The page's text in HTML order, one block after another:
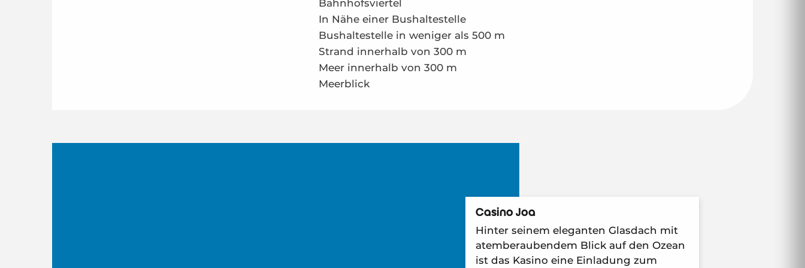
Bahnhofsviertel
In Nähe einer Bushaltestelle
Bushaltestelle in weniger als 500 m
Strand innerhalb von 300 m
Meer innerhalb von 300 m
Meerblick
Casino Joa
Hinter seinem eleganten Glasdach mit
atemberaubendem Blick auf den Ozean
ist das Kasino eine Einladung zum